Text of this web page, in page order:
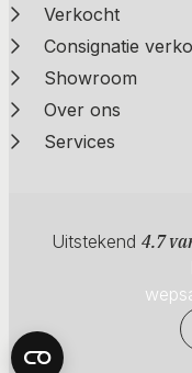
Verkocht
Consignatie
Showroom
Over ons
Services
Uitstekend 4.7